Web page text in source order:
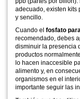
adecuado, existen kits
y sencillo.
Cuando el fosfato
recomendado, debes
disminuir la presencia
productos
lo hacen inaccesible
alimento y, en
organismos en el
importante seguir las